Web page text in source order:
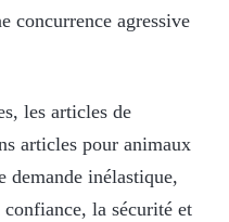
concurrence agressive
les articles de
articles pour animaux
demande inélastique,
la sécurité et